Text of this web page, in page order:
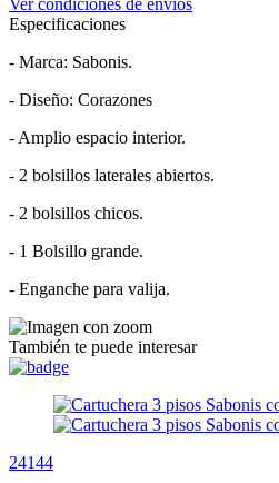
Especificaciones
- Marca: Sabonis.
- Diseño: Corazones
- Amplio espacio interior.
- 2 bolsillos laterales abiertos.
- 2 bolsillos chicos.
- 1 Bolsillo grande.
- Enganche para valija.
También te puede interesar
24144